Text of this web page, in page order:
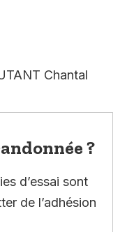
Chantal
?
d’essai sont
de l’adhésion